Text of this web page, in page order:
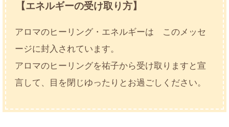
【エネルギーの受け取り方】
アロマのヒーリング・エネルギーは このメッセ
ージに封入されています。
アロマのヒーリングを祐子から受け取りますと宣
言して、目を閉じゆったりとお過ごしください。